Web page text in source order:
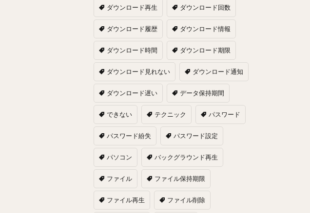
ダウンロード再生 ダウンロード回数
ダウンロード履歴 ダウンロード情報
ダウンロード時間 ダウンロード期限
ダウンロード見れない ダウンロード通知
ダウンロード遅い データ保持期間
できない テクニック パスワード
パスワード紛失 パスワード設定
パソコン バックグラウンド再生
ファイル ファイル保持期限
ファイル再生 ファイル削除